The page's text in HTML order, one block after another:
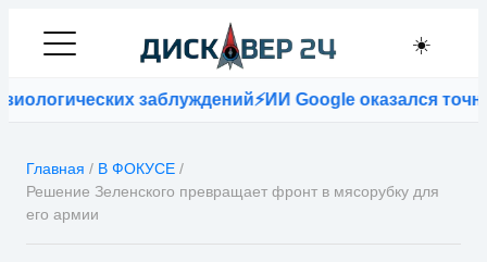
☀️
заблуждений⚡ИИ Google оказался точнее
Главная / В ФОКУСЕ /
Решение Зеленского превращает фронт в мясорубку для
его армии